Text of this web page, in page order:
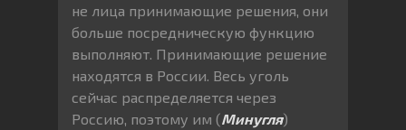
не лица принимающие решения, они
больше посредническую функцию
выполняют. Принимающие решение
находятся в России. Весь уголь
сейчас распределяется через
Россию, поэтому им (Минугля)